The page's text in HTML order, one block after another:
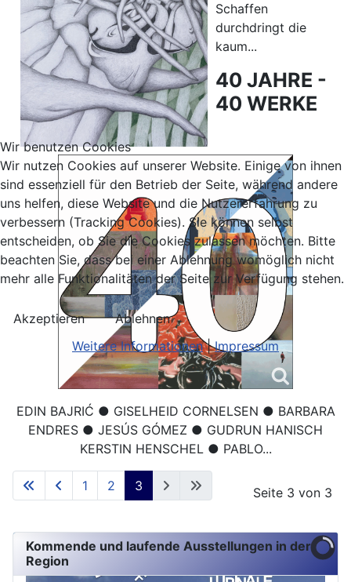
Schaffen
durchdringt die
kaum...
40 JAHRE -
40 WERKE
EDIN BAJRIĆ ● GISELHEID CORNELSEN ● BARBARA
ENDRES ● JESÚS GÓMEZ ● GUDRUN HANISCH
KERSTIN HENSCHEL ● PABLO...
Seite 3 von 3
1 2 3
Kommende und laufende Ausstellungen in der
Region
Wir benutzen Cookies
Wir nutzen Cookies auf unserer Website. Einige von ihnen
sind essenziell für den Betrieb der Seite, während andere
uns helfen, diese Website und die Nutzererfahrung zu
verbessern (Tracking Cookies). Sie können selbst
entscheiden, ob Sie die Cookies zulassen möchten. Bitte
beachten Sie, dass bei einer Ablehnung womöglich nicht
mehr alle Funktionalitäten der Seite zur Verfügung stehen.
Akzeptieren
Ablehnen
Weitere Informationen|Impressum